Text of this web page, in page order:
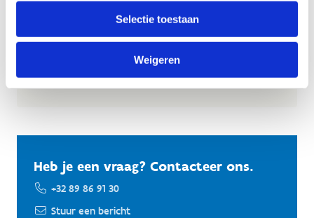
Selectie toestaan
Weigeren
op maat samen dat perfect aansluit bij jouw
Ontdek ons sportverblijf
Heb je een vraag? Contacteer ons.
+32 89 86 91 30
Stuur een bericht